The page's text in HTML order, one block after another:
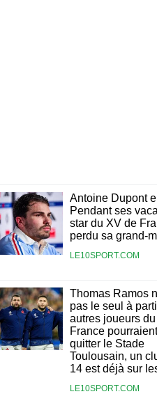
Antoine Dupont
Pendant ses
star du XV de
perdu sa grand-
LE10SPORT.COM
Thomas Ramos
pas le seul à
autres joueurs
France
quitter le Stade
Toulousain, un
14 est déjà sur
LE10SPORT.COM